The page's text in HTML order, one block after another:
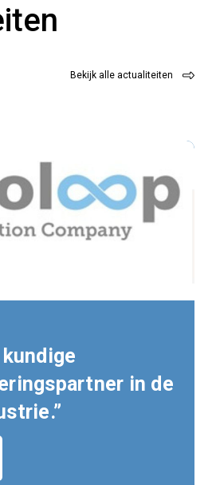
Bekijk alle actualiteiten
kundige
in de